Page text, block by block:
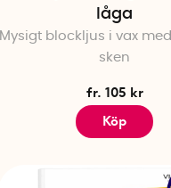
låga
Mysigt blockljus i vax
sken
fr. 105 kr
Köp